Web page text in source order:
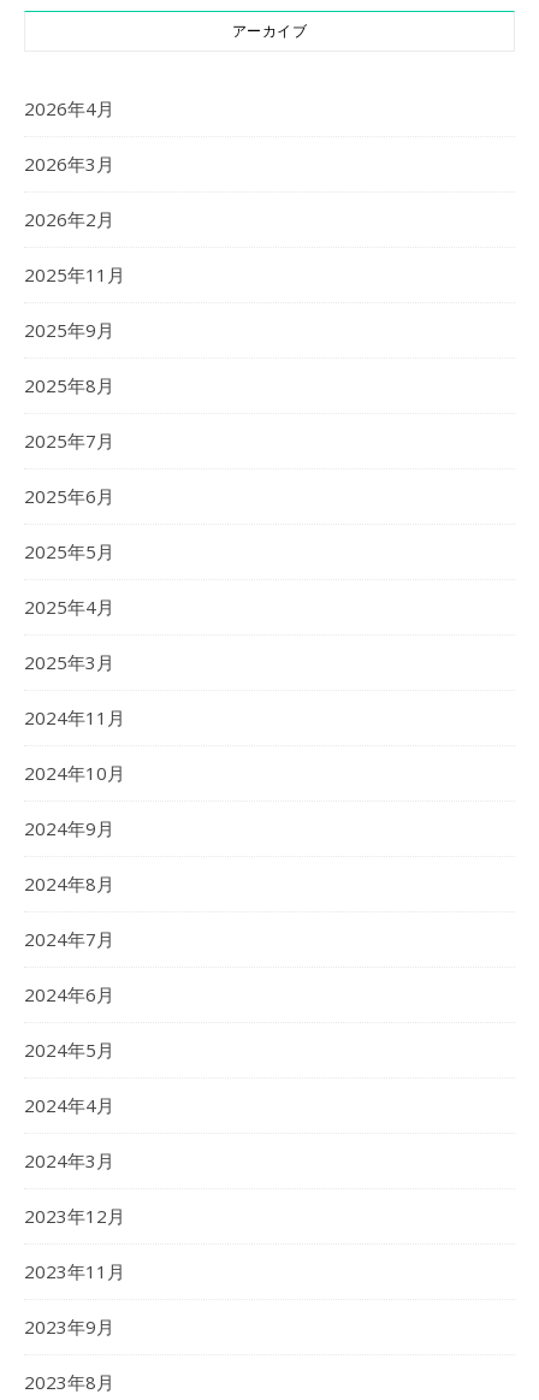
アーカイブ
2026年4月
2026年3月
2026年2月
2025年11月
2025年9月
2025年8月
2025年7月
2025年6月
2025年5月
2025年4月
2025年3月
2024年11月
2024年10月
2024年9月
2024年8月
2024年7月
2024年6月
2024年5月
2024年4月
2024年3月
2023年12月
2023年11月
2023年9月
2023年8月